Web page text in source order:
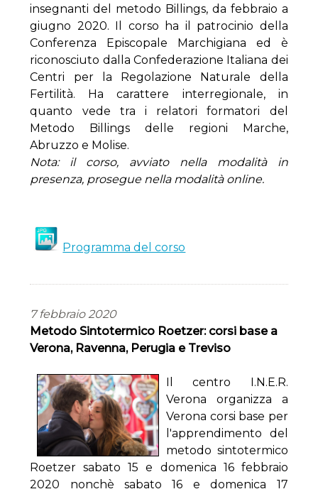
insegnanti del metodo Billings, da febbraio a
giugno 2020. Il corso ha il patrocinio della
Conferenza Episcopale Marchigiana ed è
riconosciuto dalla Confederazione Italiana dei
Centri per la Regolazione Naturale della
Fertilità. Ha carattere interregionale, in
quanto vede tra i relatori formatori del
Metodo Billings delle regioni Marche,
Abruzzo e Molise.
Nota: il corso, avviato nella modalità in
presenza, prosegue nella modalità online.
Programma del corso
7 febbraio 2020
Metodo Sintotermico Roetzer: corsi base a
Verona, Ravenna, Perugia e Treviso
Il centro I.N.E.R.
Verona organizza a
Verona corsi base per
l'apprendimento del
metodo sintotermico
Roetzer sabato 15 e domenica 16 febbraio
2020 nonchè sabato 16 e domenica 17